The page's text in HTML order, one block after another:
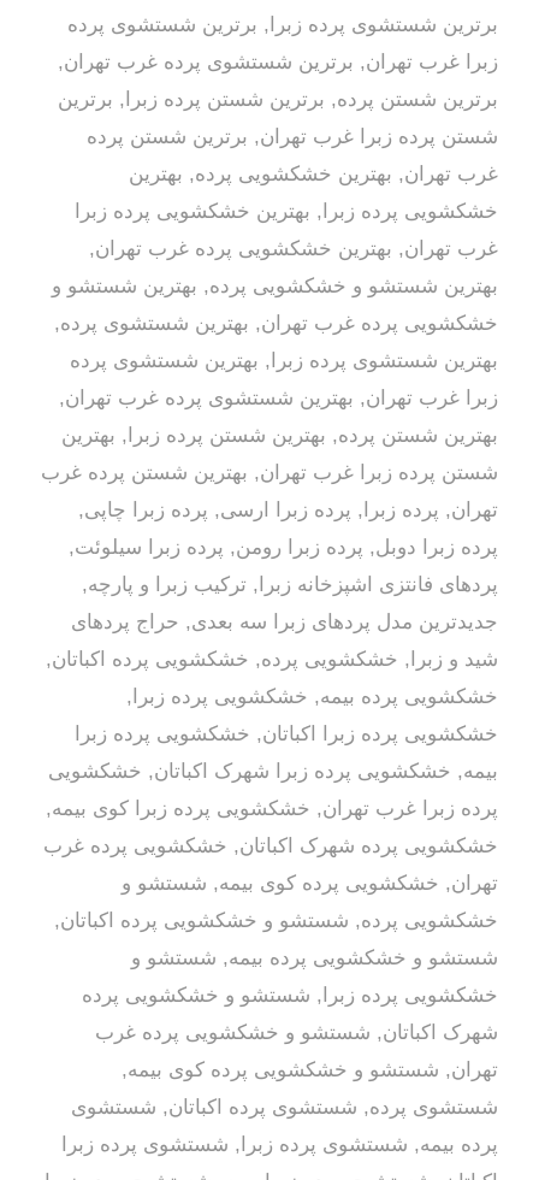
برترین شستشوی پرده زبرا
, برترین شستشوی پرده
زبرا غرب تهران, برترین شستشوی پرده غرب تهران,
برترین شستن پرده, برترین شستن پرده زبرا , برترین
شستن پرده زبرا غرب تهران, برترین شستن پرده
غرب تهران, بهترین خشکشویی پرده, بهترین
خشکشویی پرده زبرا
, بهترین خشکشویی پرده زبرا
غرب تهران, بهترین خشکشویی پرده غرب تهران,
بهترین شستشو و خشکشویی پرده, بهترین شستشو و
خشکشویی پرده غرب تهران, بهترین شستشوی پرده,
بهترین شستشوی پرده زبرا
, بهترین شستشوی پرده
زبرا غرب تهران, بهترین شستشوی پرده غرب تهران,
بهترین شستن پرده, بهترین شستن پرده زبرا , بهترین
شستن پرده زبرا غرب تهران, بهترین شستن پرده غرب
تهران, پرده زبرا , پرده زبرا ارسی, پرده زبرا چاپی,
پرده زبرا دوبل, پرده زبرا رومن, پرده زبرا سیلوئت,
, ترکیب زبرا و پارچه,
جدیدترین مدل پردهای زبرا سه بعدی, حراج پردهای
شید و زبرا
, خشکشویی پرده, خشکشویی پرده اکباتان,
خشکشویی پرده بیمه, خشکشویی پرده زبرا
,
خشکشویی پرده زبرا اکباتان, خشکشویی پرده زبرا
بیمه, خشکشویی پرده زبرا شهرک اکباتان, خشکشویی
پرده زبرا غرب تهران, خشکشویی پرده زبرا کوی بیمه,
خشکشویی پرده شهرک اکباتان, خشکشویی پرده غرب
تهران, خشکشویی پرده کوی بیمه, شستشو و
خشکشویی پرده, شستشو و خشکشویی پرده اکباتان,
شستشو و خشکشویی پرده بیمه, شستشو و
خشکشویی پرده زبرا
, شستشو و خشکشویی پرده
شهرک اکباتان, شستشو و خشکشویی پرده غرب
تهران, شستشو و خشکشویی پرده کوی بیمه,
شستشوی پرده, شستشوی پرده اکباتان, شستشوی
پرده بیمه, شستشوی پرده زبرا , شستشوی پرده زبرا